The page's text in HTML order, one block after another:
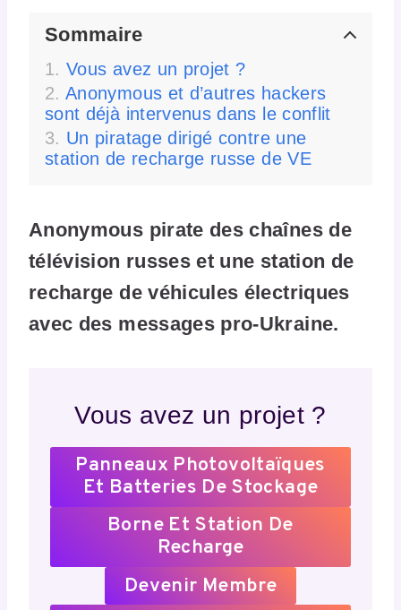
Sommaire
Vous avez un projet ?
Anonymous et d’autres hackers
sont déjà intervenus dans le conflit
Un piratage dirigé contre une
station de recharge russe de VE
Anonymous pirate des chaînes de
télévision russes et une station de
recharge de véhicules électriques
avec des messages pro-Ukraine.
Vous avez un projet ?
Panneaux Photovoltaïques
Et Batteries De Stockage
Borne Et Station De
Recharge
Devenir Membre